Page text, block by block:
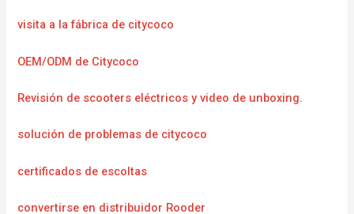
visita a la fábrica de citycoco
OEM/ODM de Citycoco
Revisión de scooters eléctricos y video de unboxing.
solución de problemas de citycoco
certificados de escoltas
convertirse en distribuidor Rooder